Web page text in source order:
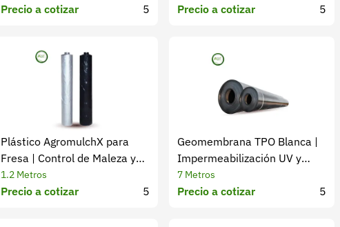
Precio a cotizar 5 Precio a cotizar 5
Plástico AgromulchX para
Fresa | Control de Maleza y
Humedad
1.2 Metros
Precio a cotizar 5
Geomembrana TPO Blanca |
Impermeabilización UV y
Química
7 Metros
Precio a cotizar 5